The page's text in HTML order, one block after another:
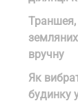
Траншея,
вручну
Як
будинку